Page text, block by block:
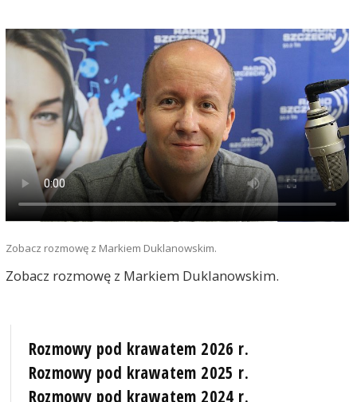
Zobacz rozmowę z Markiem Duklanowskim.
Zobacz rozmowę z Markiem Duklanowskim.
Rozmowy pod krawatem 2026 r.
Rozmowy pod krawatem 2025 r.
Rozmowy pod krawatem 2024 r.